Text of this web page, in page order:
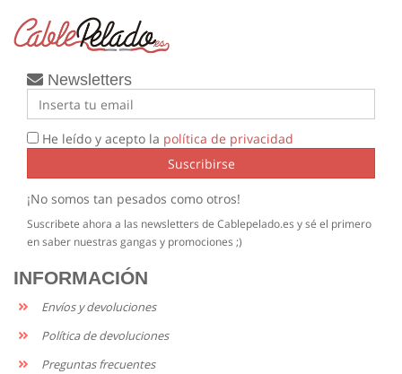
Newsletters
He leído y acepto la política de privacidad
Suscribirse
¡No somos tan pesados como otros!
Suscribete ahora a las newsletters de Cablepelado.es y sé el primero
en saber nuestras gangas y promociones ;)
INFORMACIÓN
Envíos y devoluciones
Política de devoluciones
Preguntas frecuentes